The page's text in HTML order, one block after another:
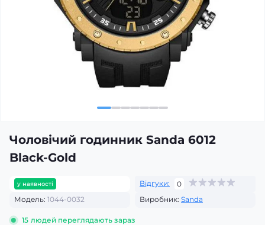
Чоловічий годинник Sanda 6012
Black-Gold
у наявності Відгуки:
0
Модель: 1044-0032 Виробник: Sanda
15 людей переглядають зараз